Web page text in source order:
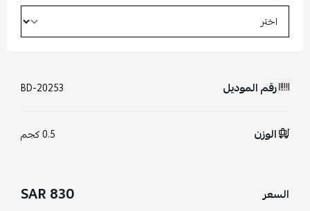
رقم الموديل BD-20253
الوزن 0.5 كجم
السعر 830 SAR